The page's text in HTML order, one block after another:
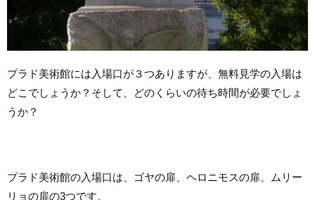
プラド美術館には入場口が３つありますが、無料見学の入場は
どこでしょうか？そして、どのくらいの待ち時間が必要でしょ
うか？
プラド美術館の入場口は、ゴヤの扉、ヘロニモスの扉、ムリー
リョの扉の3つです。